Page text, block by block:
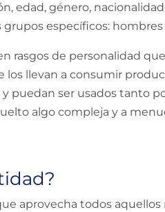
edad, género,
específicos: hombres
rasgos de personalidad
los llevan a consumir
puedan ser usados tanto
algo compleja y a
aprovecha todos aquellos